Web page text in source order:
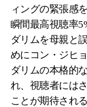
ィングの緊張感
瞬間最高視聴率
ダリムを母親と
めにコン・ジヒ
ダリムの本格的
れ、視聴者には
ことが期待される